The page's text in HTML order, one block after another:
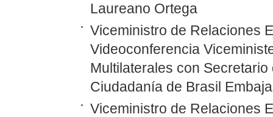
Laureano Ortega
Viceministro de Relaciones
Videoconferencia
Multilaterales con
Ciudadanía de Brasil
Viceministro de Relaciones